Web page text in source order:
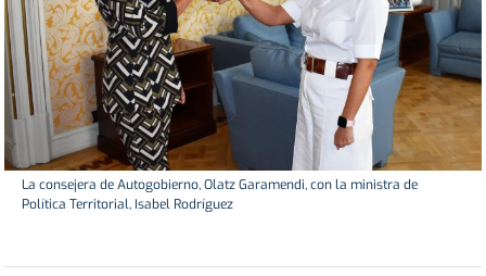
La consejera de Autogobierno, Olatz Garamendi, con la ministra de
Política Territorial, Isabel Rodríguez